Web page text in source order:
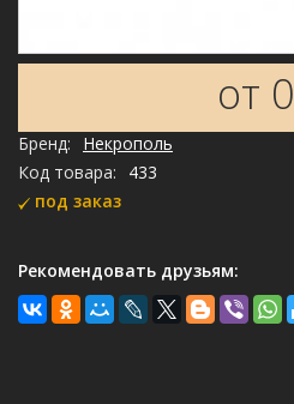
от 0
Бренд:
Некрополь
Код товара:
433
под заказ
Рекомендовать друзьям: